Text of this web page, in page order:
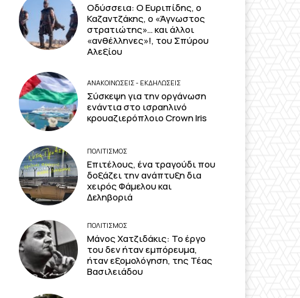
Οδύσσεια: Ο Ευριπίδης, ο
Καζαντζάκης, ο «Άγνωστος
στρατιώτης»… και άλλοι
«ανθέλληνες»!, του Σπύρου
Αλεξίου
ΑΝΑΚΟΙΝΩΣΕΙΣ - ΕΚΔΗΛΩΣΕΙΣ
Σύσκεψη για την οργάνωση
ενάντια στο ισραηλινό
κρουαζιερόπλοιο Crown Iris
ΠΟΛΙΤΙΣΜΟΣ
Επιτέλους, ένα τραγούδι που
δοξάζει την ανάπτυξη δια
χειρός Φάμελου και
Δεληβοριά
ΠΟΛΙΤΙΣΜΟΣ
Μάνος Χατζιδάκις: Το έργο
του δεν ήταν εμπόρευμα,
ήταν εξομολόγηση, της Τέας
Βασιλειάδου